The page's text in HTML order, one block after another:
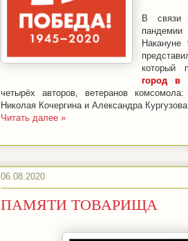
В связи
который
город в
четырёх авторов, ветеранов
Николая Кочергина и Александра
Читать далее »
06.08.2020
ПАМЯТИ ТОВАРИЩА